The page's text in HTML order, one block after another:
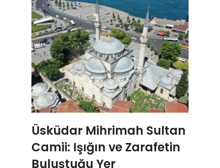
Üsküdar Mihrimah Sultan
Camii: Işığın ve Zarafetin
Buluştuğu Yer